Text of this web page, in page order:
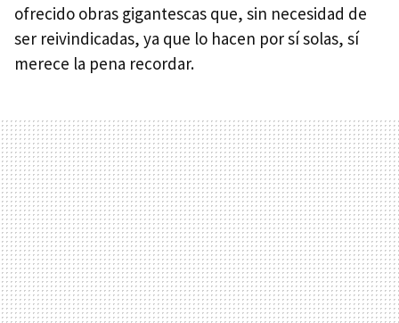
ofrecido obras gigantescas que, sin necesidad de
ser reivindicadas, ya que lo hacen por sí solas, sí
merece la pena recordar.